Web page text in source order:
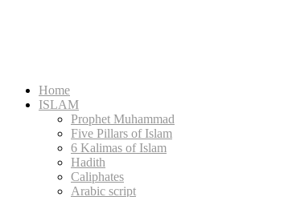
Home
ISLAM
Prophet Muhammad
Five Pillars of Islam
6 Kalimas of Islam
Hadith
Caliphates
Arabic script